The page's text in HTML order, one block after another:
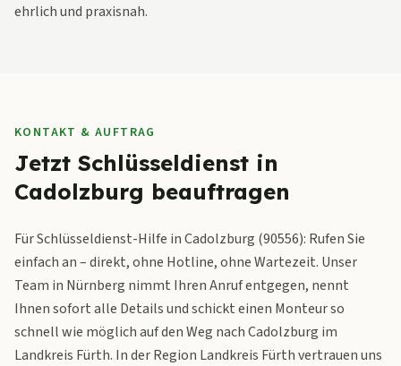
ehrlich und praxisnah.
KONTAKT & AUFTRAG
Jetzt Schlüsseldienst in
Cadolzburg beauftragen
Für Schlüsseldienst-Hilfe in Cadolzburg (90556): Rufen Sie
einfach an – direkt, ohne Hotline, ohne Wartezeit. Unser
Team in Nürnberg nimmt Ihren Anruf entgegen, nennt
Ihnen sofort alle Details und schickt einen Monteur so
schnell wie möglich auf den Weg nach Cadolzburg im
Landkreis Fürth. In der Region Landkreis Fürth vertrauen uns